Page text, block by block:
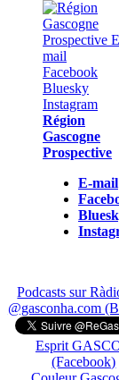
Région
Gascogne
Prospective
E-mail
Podcasts sur
@gasconha.com
Esprit
(Facebook)